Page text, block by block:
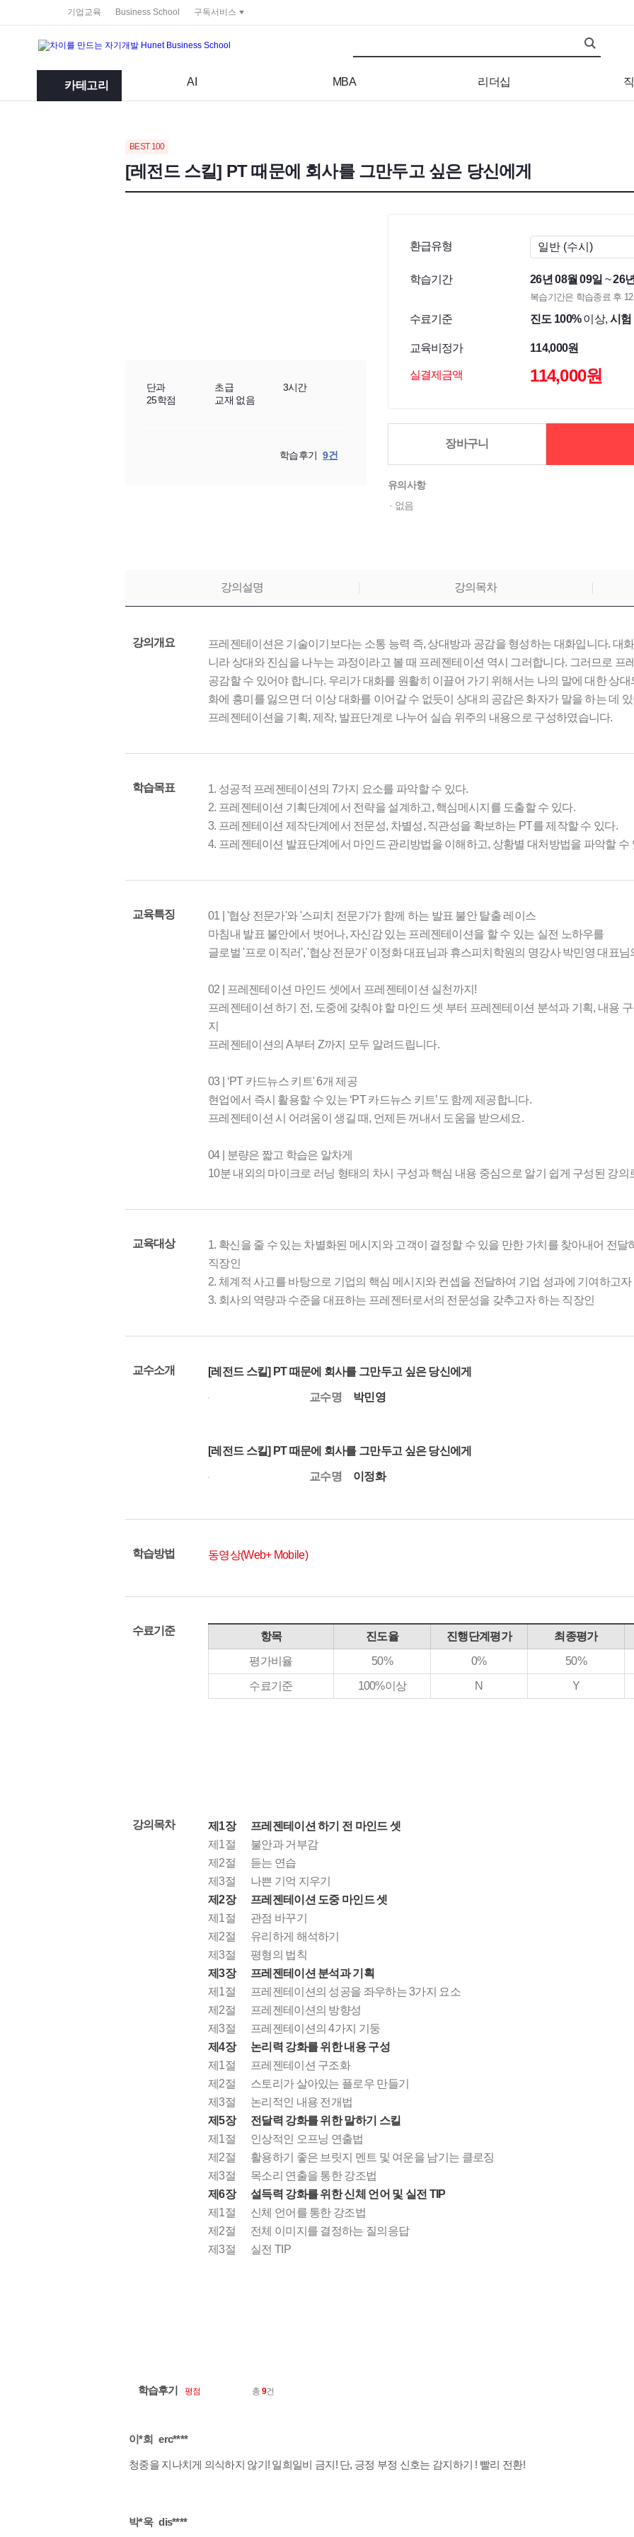
기업교육 Business School 구독서비스
카테고리 AI MBA 리더십
BEST 100
[레전드 스킬] PT 때문에 회사를 그만두고 싶은 당신에게
단과 초급
3시간
25학점
교재 없음
학습후기 9건
환급유형
학습기간 26년 08월 09일 ~26
복습기간은 학습종료 후
수료기준 진도 100%이상, 시험
교육비정가 114,000원
실결제금액 114,000원
장바구니
유의사항
없음
강의설명 강의목차
강의개요
프레젠테이션은 기술이기보다는 소통 능력 즉, 상대방과 공감을 형성하는 대화입니다. 대
니라 상대와 진심을 나누는 과정이라고 볼 때 프레젠테이션 역시 그러합니다. 그러므로 프
공감할 수 있어야 합니다. 우리가 대화를 원활히 이끌어 가기 위해서는 나의 말에 대한 상
화에 흥미를 잃으면 더 이상 대화를 이어갈 수 없듯이 상대의 공감은 화자가 말을 하는 데
프레젠테이션을 기획, 제작, 발표단계로 나누어 실습 위주의 내용으로 구성하였습니다.
학습목표
1. 성공적 프레젠테이션의 7가지 요소를 파악할 수 있다.
2. 프레젠테이션 기획단계에서 전략을 설계하고, 핵심메시지를 도출할 수 있다.
3. 프레젠테이션 제작단계에서 전문성, 차별성, 직관성을 확보하는 PT를 제작할 수 있다.
4. 프레젠테이션 발표단계에서 마인드 관리방법을 이해하고, 상황별 대처방법을 파악할 수
교육특징
01 | '협상 전문가'와 '스피치 전문가'가 함께 하는 발표 불안 탈출 레이스
마침내 발표 불안에서 벗어나, 자신감 있는 프레젠테이션을 할 수 있는 실전 노하우를
글로벌 '프로 이직러', '협상 전문가' 이정화 대표님과 휴스피치학원의 명강사 박민영 대표
02 | 프레젠테이션 마인드 셋에서 프레젠테이션 실천까지!
프레젠테이션 하기 전, 도중에 갖춰야 할 마인드 셋 부터 프레젠테이션 분석과 기획, 내용
지
프레젠테이션의 A부터 Z까지 모두 알려드립니다.
03 | ‘PT 카드뉴스 키트' 6개 제공
현업에서 즉시 활용할 수 있는 ‘PT 카드뉴스 키트’도 함께 제공합니다.
프레젠테이션 시 어려움이 생길 때, 언제든 꺼내서 도움을 받으세요.
04 | 분량은 짧고 학습은 알차게
10분 내외의 마이크로 러닝 형태의 차시 구성과 핵심 내용 중심으로 알기 쉽게 구성된 강
교육대상
1. 확신을 줄 수 있는 차별화된 메시지와 고객이 결정할 수 있을 만한 가치를 찾아내어 전
직장인
2. 체계적 사고를 바탕으로 기업의 핵심 메시지와 컨셉을 전달하여 기업 성과에 기여하고자
3. 회사의 역량과 수준을 대표하는 프레젠터로서의 전문성을 갖추고자 하는 직장인
교수소개 [레전드 스킬] PT 때문에 회사를 그만두고 싶은 당신에게
교수명 박민영
[레전드 스킬] PT 때문에 회사를 그만두고 싶은 당신에게
교수명 이정화
학습방법 동영상(Web+ Mobile)
수료기준 항목 진도율 진행단계평가 최종평가
평가비율 50% 0% 50%
수료기준
100%이상 N Y
강의목차 제1장
프레젠테이션 하기 전 마인드 셋
제1절
불안과 거부감
제2절
듣는 연습
제3절
나쁜 기억 지우기
제2장
프레젠테이션 도중 마인드 셋
제1절
관점 바꾸기
제2절
유리하게 해석하기
제3절
평형의 법칙
제3장
프레젠테이션 분석과 기획
제1절
프레젠테이션의 성공을 좌우하는 3가지 요소
제2절
프레젠테이션의 방향성
제3절
프레젠테이션의 4가지 기둥
제4장
논리력 강화를 위한 내용 구성
제1절
프레젠테이션 구조화
제2절
스토리가 살아있는 플로우 만들기
제3절
논리적인 내용 전개법
제5장
전달력 강화를 위한 말하기 스킬
제1절
인상적인 오프닝 연출법
제2절
활용하기 좋은 브릿지 멘트 및 여운을 남기는 클로징
제3절
목소리 연출을 통한 강조법
제6장
설득력 강화를 위한 신체 언어 및 실전 TIP
제1절
신체 언어를 통한 강조법
제2절
전체 이미지를 결정하는 질의응답
제3절
실전 TIP
학습후기 평점 총 9건
이*희 erc****
청중을 지나치게 의식하지 않기! 일희일비 금지! 단, 긍정 부정 신호는 감지하기 ! 빨리 전환!
박*욱 dis****